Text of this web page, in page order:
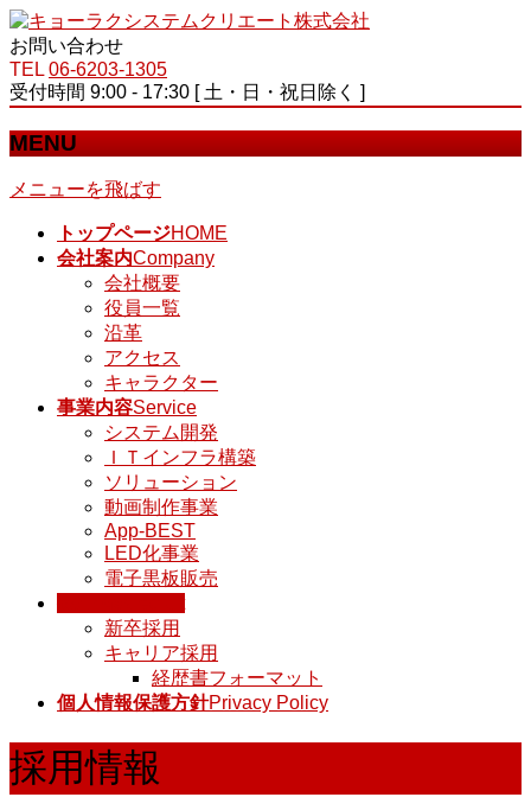
お問い合わせ
TEL 06-6203-1305
受付時間 9:00 - 17:30 [ 土・日・祝日除く ]
MENU
メニューを飛ばす
トップページHOME
会社案内Company
会社概要
役員一覧
沿革
アクセス
キャラクター
事業内容Service
システム開発
ＩＴインフラ構築
ソリューション
動画制作事業
App-BEST
LED化事業
電子黒板販売
新卒採用
キャリア採用
経歴書フォーマット
個人情報保護方針Privacy Policy
採用情報